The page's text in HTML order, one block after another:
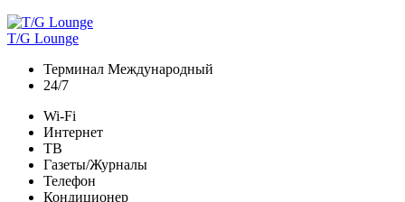
T/G Lounge
Терминал Международный
24/7
Wi-Fi
Интернет
ТВ
Газеты/Журналы
Телефон
Кондиционер